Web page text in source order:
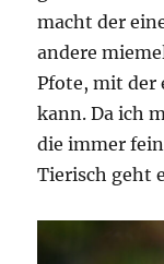
macht der
andere
Pfote, mit der
kann. Da ich
die immer
Tierisch geht